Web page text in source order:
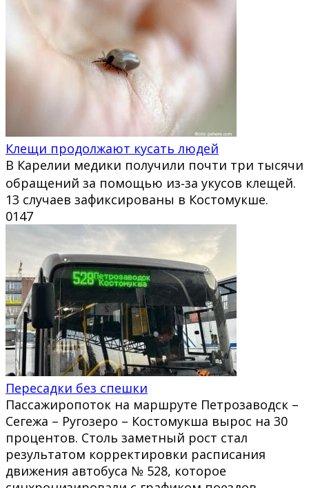
Клещи продолжают кусать людей
В Карелии медики получили почти три тысячи
обращений за помощью из‑за укусов клещей.
13 случаев зафиксированы в Костомукше.
0147
Пересадки без спешки
Пассажиропоток на маршруте Петрозаводск –
Сегежа – Ругозеро – Костомукша вырос на 30
процентов. Столь заметный рост стал
результатом корректировки расписания
движения автобуса № 528, которое